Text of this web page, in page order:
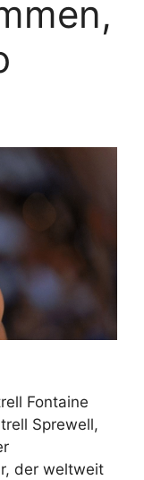
Fontaine
Sprewell,
der weltweit